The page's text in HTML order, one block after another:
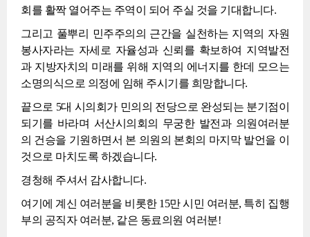
회를 활짝 열어주는 주역이 되어 주실 것을 기대합니다.
그리고 풀뿌리 민주주의의 근간을 실천하는 지역의 자원
봉사자라는 자세로 자율성과 신뢰를 확보하여 지역발전
과 지방자치의 미래를 위해 지역의 에너지를 한데 모으는
소명의식으로 의정에 임해 주시기를 희망합니다.
끝으로 5대 시의회가 민의의 전당으로 완성되는 분기점이
되기를 바라며 서산시의회의 무궁한 발전과 의원여러분
의 건승을 기원하면서 본 의원의 본회의 마지막 발언을 이
것으로 마치도록 하겠습니다.
경청해 주셔서 감사합니다.
여기에 계신 여러분을 비롯한 15만 시민 여러분, 특히 집행
부의 공직자 여러분, 같은 동료의원 여러분!